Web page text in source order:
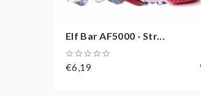
Elf Bar AF5000 - Str...
€6,19